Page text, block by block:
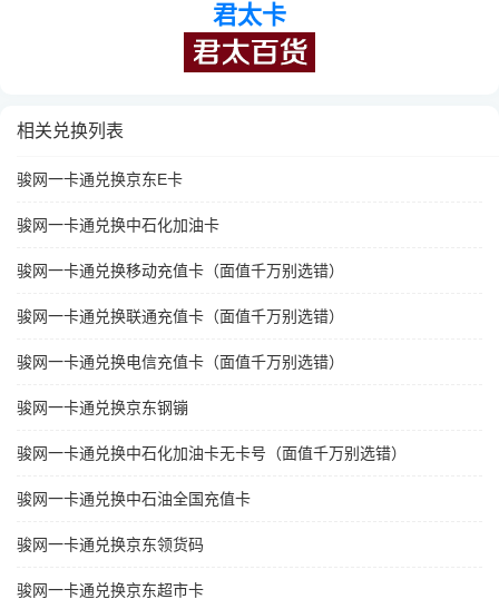
君太卡
相关兑换列表
骏网一卡通兑换京东E卡
骏网一卡通兑换中石化加油卡
骏网一卡通兑换移动充值卡（面值千万别选错）
骏网一卡通兑换联通充值卡（面值千万别选错）
骏网一卡通兑换电信充值卡（面值千万别选错）
骏网一卡通兑换京东钢镚
骏网一卡通兑换中石化加油卡无卡号（面值千万别选错）
骏网一卡通兑换中石油全国充值卡
骏网一卡通兑换京东领货码
骏网一卡通兑换京东超市卡